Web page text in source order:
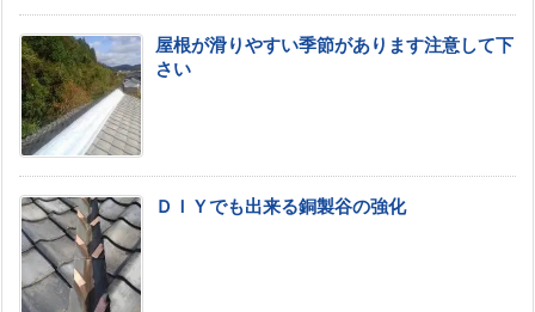
屋根が滑りやすい季節があります注意して下
さい
ＤＩＹでも出来る銅製谷の強化